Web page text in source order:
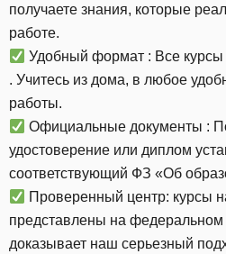
получаете знания, которые
работе.
Удобный формат : Все курсы
. Учитесь из дома, в любое
работы.
Официальные документы :
удостоверение или диплом
соответствующий ФЗ «Об
Проверенный центр: курсы
представлены на
доказывает наш серьезный